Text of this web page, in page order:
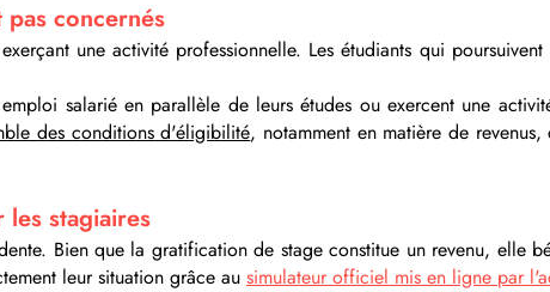
pas concernés
une activité professionnelle. Les étudiants qui
salarié en parallèle de leurs études ou exercent une
des conditions d'éligibilité, notamment en matière de
les stagiaires
Bien que la gratification de stage constitue un revenu, elle
leur situation grâce au simulateur officiel mis en ligne par